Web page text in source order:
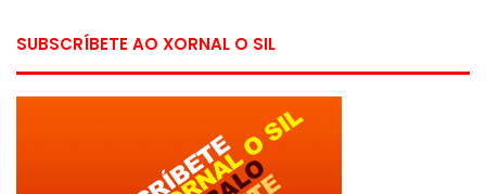
SUBSCRÍBETE AO XORNAL O SIL